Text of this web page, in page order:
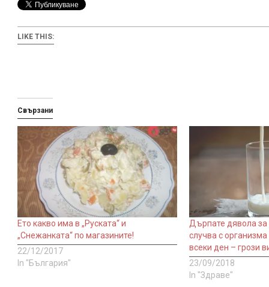
LIKE THIS:
Свързани
Ето какво има в „Руската“ и
„Снежанката“ по магазините!
22/12/2017
In "България"
Дърпате дявола за
случва с
всеки ден – грози
23/09/2018
In "Здраве"